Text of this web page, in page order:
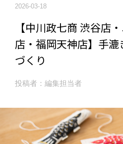
2026-03-18
【中川政七商 渋谷店
店・福岡天神店】手漉
づくり
投稿者：編集担当者